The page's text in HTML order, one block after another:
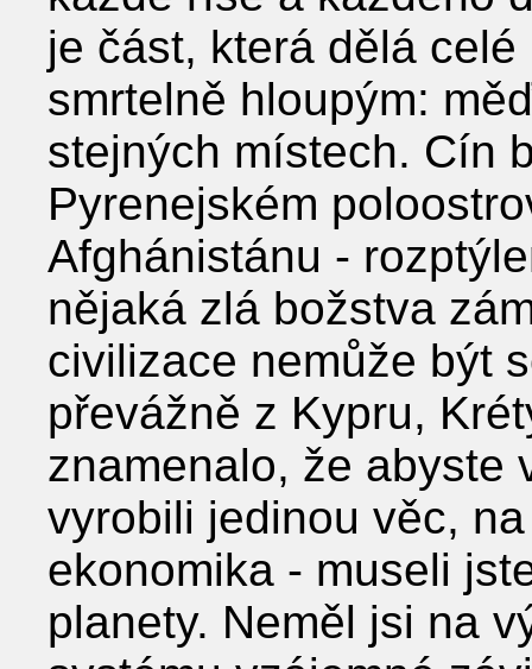
je část, která dělá
smrtelně hloupým:
stejných místech. Cín
Pyrenejském
Afghánistánu -
nějaká zlá božstva
civilizace nemůže být
převážně z Kypru,
znamenalo, že abyste
vyrobili jedinou věc,
ekonomika - museli
planety. Neměl jsi na